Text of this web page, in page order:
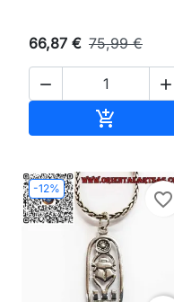
66,87 € 75,99 €
 

-12%
favorite_border